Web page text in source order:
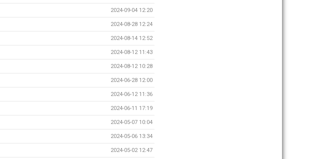
2024-09-04 12:20
2024-08-28 12:24
2024-08-14 12:52
2024-08-12 11:43
2024-08-12 10:28
2024-06-28 12:00
2024-06-12 11:36
2024-06-11 17:19
2024-05-07 10:04
2024-05-06 13:34
2024-05-02 12:47